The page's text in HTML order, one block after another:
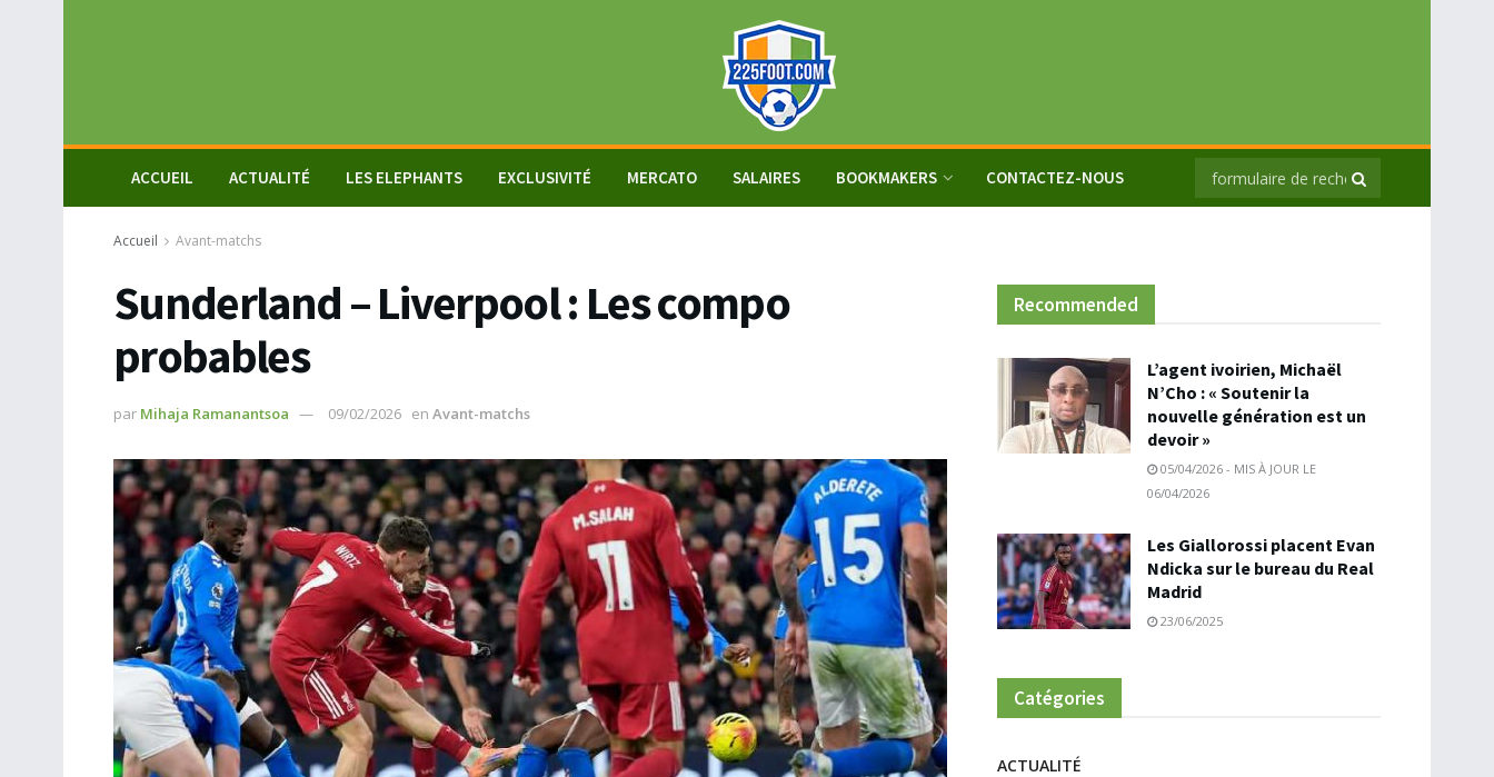
ACCUEIL ACTUALITÉ LES ELEPHANTS EXCLUSIVITÉ MERCATO SALAIRES BOOKMAKERS CONTACTEZ-NOUS
Accueil Avant-matchs
Sunderland – Liverpool : Les compo
probables
par Mihaja Ramanantsoa 09/02/2026 en Avant-matchs
Recommended
L’agent ivoirien, Michaël
N’Cho : « Soutenir la
nouvelle génération est un
devoir »
05/04/2026 - MIS À JOUR LE
06/04/2026
Les Giallorossi placent Evan
Ndicka sur le bureau du Real
Madrid
23/06/2025
Catégories
ACTUALITÉ